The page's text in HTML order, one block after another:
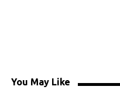
You May Like